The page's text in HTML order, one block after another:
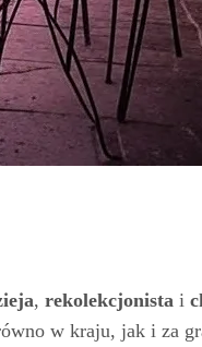
, rekolekcjonista i
w kraju, jak i za